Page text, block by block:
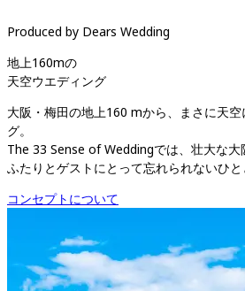
Produced by Dears Wedding
地上160mの
天空ウエディング
大阪・梅田の地上160 mから、まさに天
グ。
The 33 Sense of Weddingでは、壮大な大
コンセプトについて